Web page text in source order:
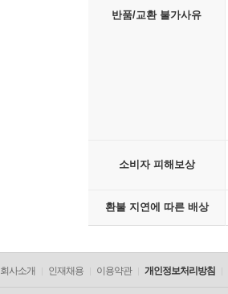
반품/교환 불가사유
소비자 피해보상
환불 지연에 따른 배상
회사소개 인재채용 이용약관 개인정보처리방침